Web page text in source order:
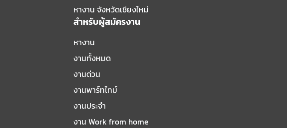
หางาน จังหวัดเชียงใหม่
สำหรับผู้สมัครงาน
หางาน
งานทั้งหมด
งานด่วน
งานพาร์ทไทม์
งานประจำ
งาน Work from home